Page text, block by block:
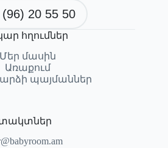
20 55 50
հղումներ
Մեր մասին
Առաքում
պայմաններ